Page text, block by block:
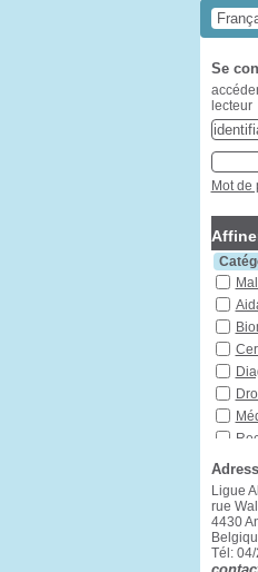
Se
lecteur
Mot de
Ligue
rue
4430
Tél: